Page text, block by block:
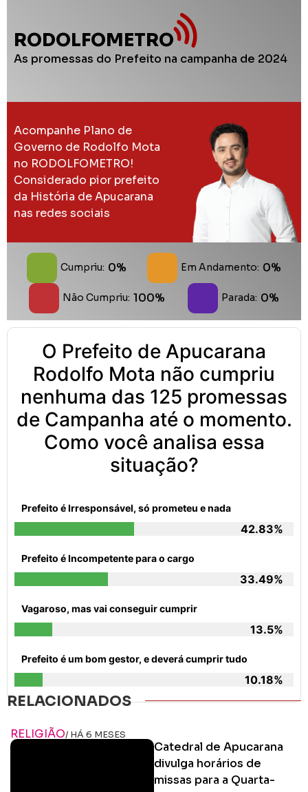
RODOLFOMETRO
As promessas do Prefeito na campanha de 2024
Acompanhe Plano de
Governo de Rodolfo Mota
no RODOLFOMETRO!
Considerado pior prefeito
da História de Apucarana
nas redes sociais
Cumpriu: 0% Em Andamento: 0%
Não Cumpriu: 100% Parada: 0%
O Prefeito de Apucarana
Rodolfo Mota não cumpriu
nenhuma das 125 promessas
de Campanha até o momento.
Como você analisa essa
situação?
Prefeito é Irresponsável, só prometeu e nada
42.83%
Prefeito é Incompetente para o cargo
33.49%
Vagaroso, mas vai conseguir cumprir
13.5%
Prefeito é um bom gestor, e deverá cumprir tudo
10.18%
RELACIONADOS
RELIGIÃO/ HÁ 6 MESES
Catedral de Apucarana
divulga horários de
missas para a Quarta-